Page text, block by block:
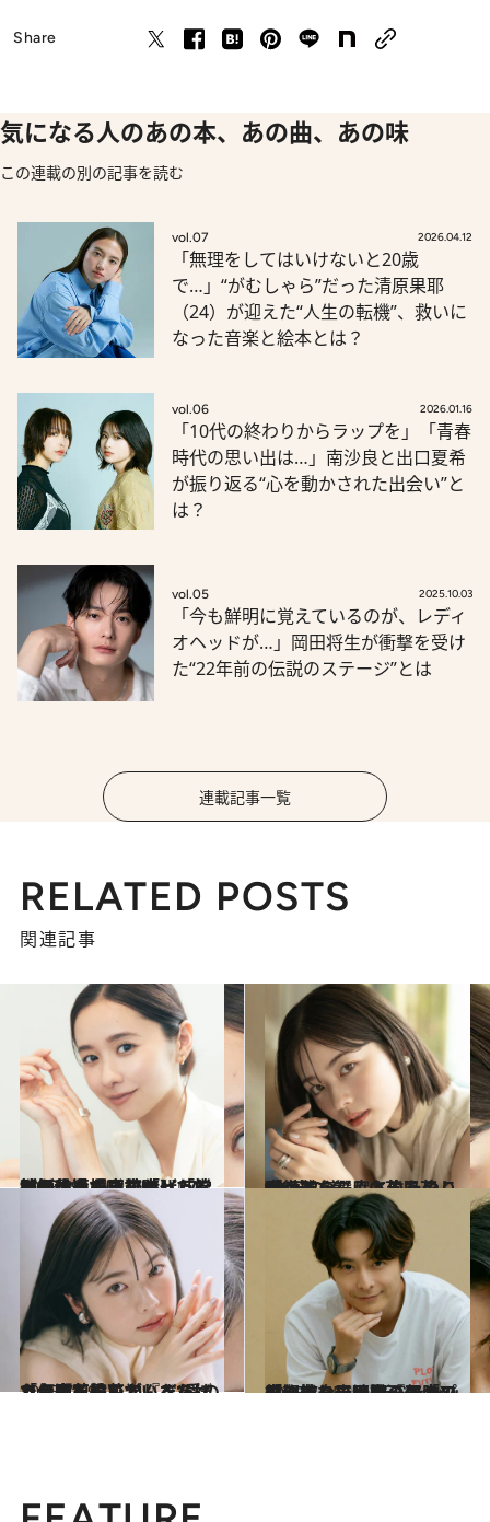
Share
気になる人のあの本、あの曲、あの味
この連載の別の記事を読む
vol.07 2026.04.12
「無理をしてはいけないと20歳
で…」“がむしゃら”だった清原果耶
（24）が迎えた“人生の転機”、救いに
なった音楽と絵本とは？
vol.06 2026.01.16
「10代の終わりからラップを」「青春
時代の思い出は…」南沙良と出口夏希
が振り返る“心を動かされた出会い”と
は？
vol.05 2025.10.03
「今も鮮明に覚えているのが、レディ
オヘッドが…」岡田将生が衝撃を受け
た“22年前の伝説のステージ”とは
連載記事一覧
RELATED POSTS
関連記事
2025.8.5
【はじめから読む】「学校を休むのは」「どうしても我慢できなかった校則が…」『ぼくほし』で教師役・堀田真由（27）が振り返る高校時代
カルチャー 2025.7.19
「復讐を選ぶというのは“茨の道”」小芝風花が、もう一度人生をやり直せるならしてみたいこと
カルチャー
2025.7.19
「台本を読んでいるだけで何回も泣いてしまった」小芝風花が『べらぼう』瀬川役で学んだ“愛のカタチ”
カルチャー 2025.7.15
原作者、平野啓一郎の「期待している」に大プレッシャー！ 新ジャンルのミュージカル『ある男』で身元不明の男「X」役に挑む小池徹平の胸の内
カルチャー